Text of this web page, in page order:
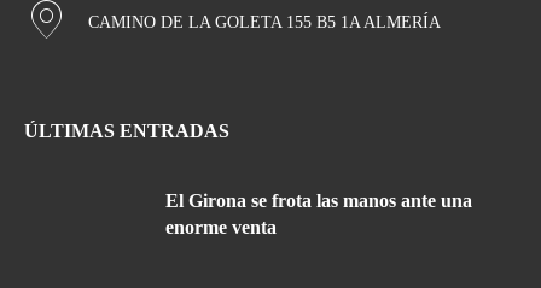
CAMINO DE LA GOLETA 155 B5 1A ALMERÍA
ÚLTIMAS ENTRADAS
El Girona se frota las manos ante una
enorme venta